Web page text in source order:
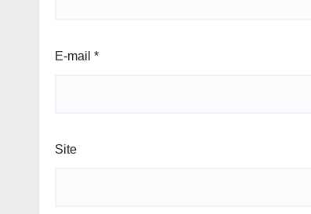
E-mail *
Site